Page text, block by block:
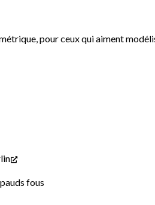
pour ceux qui aiment
fous